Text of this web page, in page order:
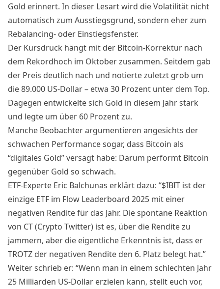
Gold erinnert. In dieser Lesart wird die Volatilität nicht
automatisch zum Ausstiegsgrund, sondern eher zum
Rebalancing- oder Einstiegsfenster.
Der Kursdruck hängt mit der Bitcoin-Korrektur nach
dem Rekordhoch im Oktober zusammen. Seitdem gab
der Preis deutlich nach und notierte zuletzt grob um
die 89.000 US-Dollar – etwa 30 Prozent unter dem Top.
Dagegen entwickelte sich Gold in diesem Jahr stark
und legte um über 60 Prozent zu.
Manche Beobachter argumentieren angesichts der
schwachen Performance sogar, dass Bitcoin als
“digitales Gold” versagt habe: Darum performt Bitcoin
gegenüber Gold so schwach.
ETF-Experte Eric Balchunas erklärt dazu: “$IBIT ist der
einzige ETF im Flow Leaderboard 2025 mit einer
negativen Rendite für das Jahr. Die spontane Reaktion
von CT (Crypto Twitter) ist es, über die Rendite zu
jammern, aber die eigentliche Erkenntnis ist, dass er
TROTZ der negativen Rendite den 6. Platz belegt hat.”
Weiter schrieb er: “Wenn man in einem schlechten Jahr
25 Milliarden US-Dollar erzielen kann, stellt euch vor,